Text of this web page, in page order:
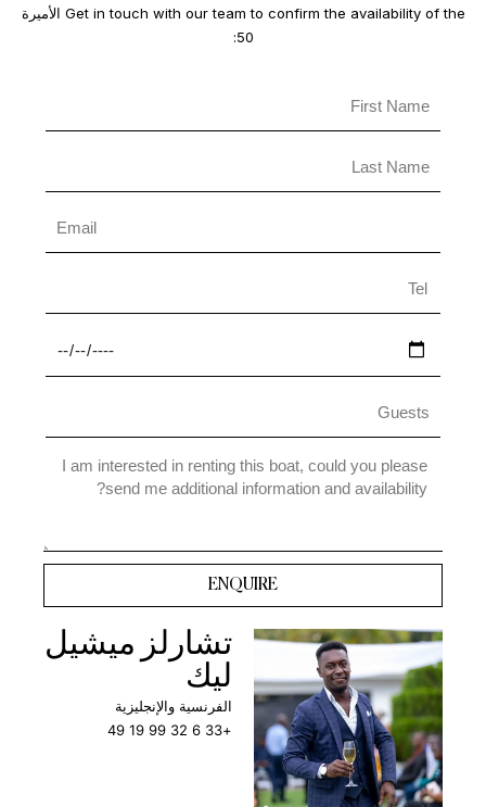
Get in touch with our team to confirm the availability of the الأميرة
50:
ENQUIRE
تشارلز ميشيل
ليك
الفرنسية والإنجليزية
+33 6 32 99 19 49